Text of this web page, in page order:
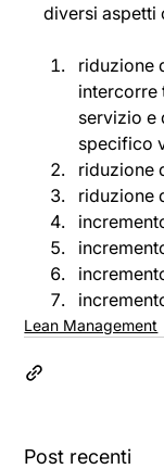
diversi aspetti
riduzione
intercorre
servizio e
specifico
riduzione
riduzione
Lean Management
Post recenti